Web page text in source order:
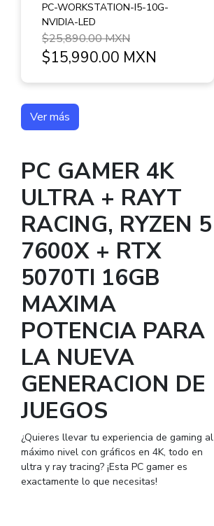
PC-WORKSTATION-I5-10G-
NVIDIA-LED
$25,890.00 MXN
$15,990.00 MXN
Ver más
PC GAMER 4K
ULTRA + RAYT
RACING, RYZEN 5
7600X + RTX
5070TI 16GB
MAXIMA
POTENCIA PARA
LA NUEVA
GENERACION DE
JUEGOS
¿Quieres llevar tu experiencia de gaming al
máximo nivel con gráficos en 4K, todo en
ultra y ray tracing? ¡Esta PC gamer es
exactamente lo que necesitas!